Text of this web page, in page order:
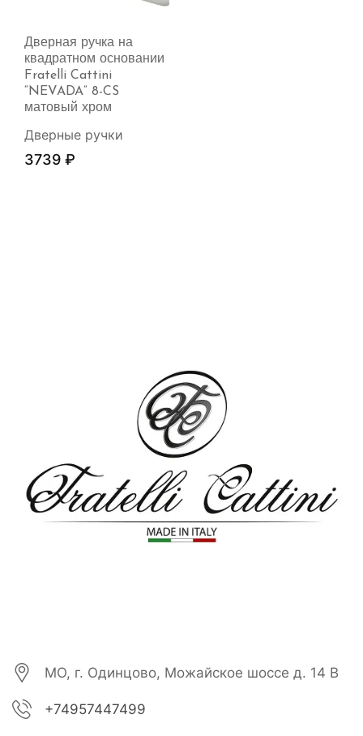
Дверная ручка на
квадратном основании
Fratelli Cattini
“NEVADA” 8-CS
матовый хром
Дверные ручки
3739 ₽
МО, г. Одинцово, Можайское шоссе д. 14 В
+74957447499